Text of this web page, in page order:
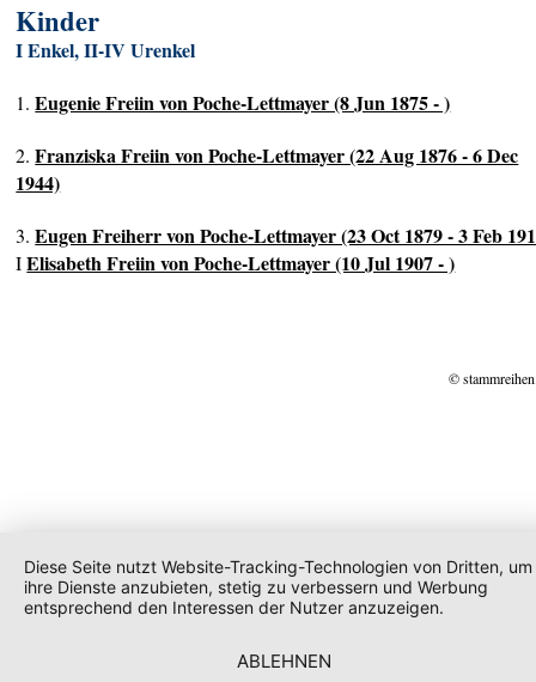
Kinder
I Enkel, II-IV Urenkel
1.Eugenie Freiin von Poche-Lettmayer (8 Jun 1875 - )
2.Franziska Freiin von Poche-Lettmayer (22 Aug 1876 - 6 Dec
1944)
3.Eugen Freiherr von Poche-Lettmayer (23 Oct 1879 - 3 Feb
IElisabeth Freiin von Poche-Lettmayer (10 Jul 1907 - )
©
Diese Seite nutzt Website-Tracking-Technologien von Dritten, um
ihre Dienste anzubieten, stetig zu verbessern und Werbung
entsprechend den Interessen der Nutzer anzuzeigen.
ABLEHNEN